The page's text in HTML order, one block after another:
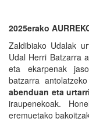
2025erako
Zaldibiako Udalak
Udal Herri Batzarra
eta ekarpenak
batzarra
abenduan eta
iraupenekoak.
eremuetako